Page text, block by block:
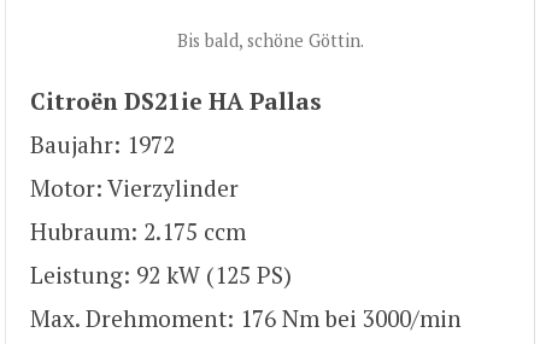
Bis bald, schöne Göttin.
Citroën DS21ie HA Pallas
Baujahr: 1972
Motor: Vierzylinder
Hubraum: 2.175 ccm
Leistung: 92 kW (125 PS)
Max. Drehmoment: 176 Nm bei 3000/min